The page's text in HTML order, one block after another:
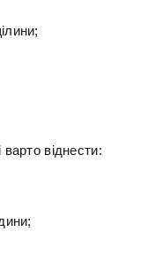
віднести: